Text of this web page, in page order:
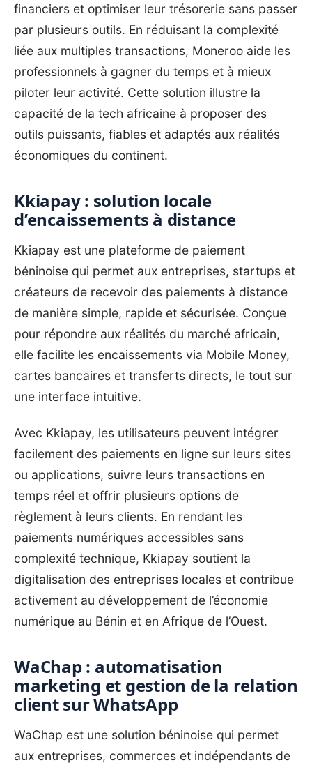
financiers et optimiser leur trésorerie sans passer
par plusieurs outils. En réduisant la complexité
liée aux multiples transactions, Moneroo aide les
professionnels à gagner du temps et à mieux
piloter leur activité. Cette solution illustre la
capacité de la tech africaine à proposer des
outils puissants, fiables et adaptés aux réalités
économiques du continent.
Kkiapay : solution locale
d’encaissements à distance
Kkiapay est une plateforme de paiement
béninoise qui permet aux entreprises, startups et
créateurs de recevoir des paiements à distance
de manière simple, rapide et sécurisée. Conçue
pour répondre aux réalités du marché africain,
elle facilite les encaissements via Mobile Money,
cartes bancaires et transferts directs, le tout sur
une interface intuitive.
Avec Kkiapay, les utilisateurs peuvent intégrer
facilement des paiements en ligne sur leurs sites
ou applications, suivre leurs transactions en
temps réel et offrir plusieurs options de
règlement à leurs clients. En rendant les
paiements numériques accessibles sans
complexité technique, Kkiapay soutient la
digitalisation des entreprises locales et contribue
activement au développement de l’économie
numérique au Bénin et en Afrique de l’Ouest.
WaChap : automatisation
marketing et gestion de la relation
client sur WhatsApp
WaChap est une solution béninoise qui permet
aux entreprises, commerces et indépendants de